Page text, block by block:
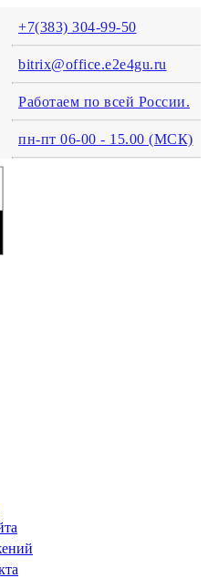
+7(383) 304-99-50
bitrix@office.e2e4gu.ru
Работаем по всей России.
пн-пт 06-00 - 15.00 (MСК)